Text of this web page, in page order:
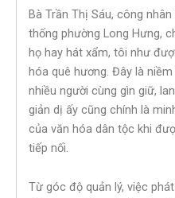
Bà Trần Thị Sáu, công
thống phường Long Hưng,
họ hay hát xẩm, tôi như
hóa quê hương. Đây là
nhiều người cùng gìn giữ,
giản dị ấy cũng chính là
của văn hóa dân tộc khi
tiếp nối.
Từ góc độ quản lý, việc